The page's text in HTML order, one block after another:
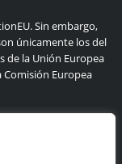
Sin embargo,
únicamente los del
de la Unión Europea
Comisión Europea